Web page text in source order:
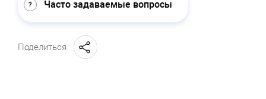
Часто задаваемые вопросы
Поделиться